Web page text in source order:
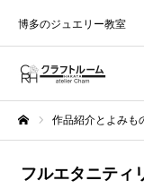
博多のジュエリー教室
作品紹介とよみも
フルエタニティ